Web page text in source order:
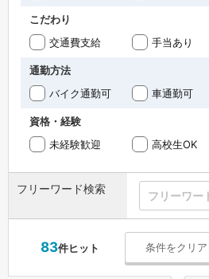
こだわり
交通費支給
手当あり
通勤方法
バイク通勤可
車通勤可
資格・経験
未経験歓迎
高校生OK
フリーワード検索
83件ヒット 条件をクリア